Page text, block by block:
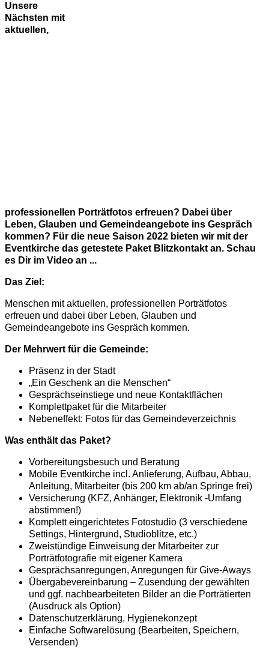
Unsere
Nächsten mit
aktuellen,
professionellen Porträtfotos erfreuen? Dabei über
Leben, Glauben und Gemeindeangebote ins Gespräch
kommen? Für die neue Saison 2022 bieten wir mit der
Eventkirche das getestete Paket Blitzkontakt an. Schau
es Dir im Video an ...
Das Ziel:
Menschen mit aktuellen, professionellen Porträtfotos
erfreuen und dabei über Leben, Glauben und
Gemeindeangebote ins Gespräch kommen.
Der Mehrwert für die Gemeinde:
Präsenz in der Stadt
„Ein Geschenk an die Menschen“
Gesprächseinstiege und neue Kontaktflächen
Komplettpaket für die Mitarbeiter
Nebeneffekt: Fotos für das Gemeindeverzeichnis
Was enthält das Paket?
Vorbereitungsbesuch und Beratung
Mobile Eventkirche incl. Anlieferung, Aufbau, Abbau,
Anleitung, Mitarbeiter (bis 200 km ab/an Springe frei)
Versicherung (KFZ, Anhänger, Elektronik -Umfang
abstimmen!)
Komplett eingerichtetes Fotostudio (3 verschiedene
Settings, Hintergrund, Studioblitze, etc.)
Zweistündige Einweisung der Mitarbeiter zur
Porträtfotografie mit eigener Kamera
Gesprächsanregungen, Anregungen für Give-Aways
Übergabevereinbarung – Zusendung der gewählten
und ggf. nachbearbeiteten Bilder an die Porträtierten
(Ausdruck als Option)
Datenschutzerklärung, Hygienekonzept
Einfache Softwarelösung (Bearbeiten, Speichern,
Versenden)